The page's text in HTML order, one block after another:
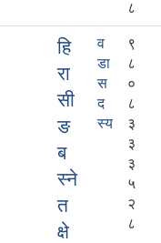
८
हि
रा
सी
ङ
ब
स्ने
त
क्षे
व
डा
स
द
स्य
९
८
०
८
३
३
३
५
२
८